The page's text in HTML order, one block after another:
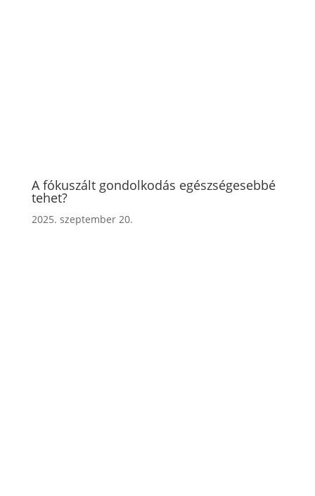
A fókuszált gondolkodás egészségesebbé
tehet?
2025. szeptember 20.